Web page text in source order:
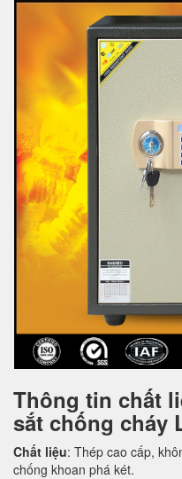
Thông tin chất
sắt chống cháy
Chất liệu: Thép cao cấp,
chống khoan phá két.